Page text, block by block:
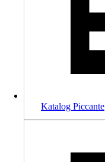
Katalog Piccante